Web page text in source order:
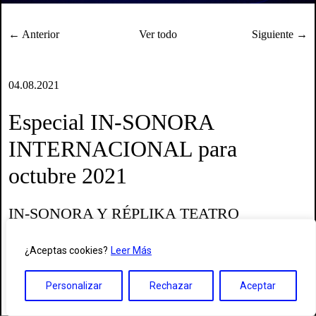
¿Aceptas cookies? Leer Más
Personalizar Rechazar Aceptar
← Anterior Ver todo Siguiente →
04.08.2021
Especial IN-SONORA
INTERNACIONAL para
octubre 2021
IN-SONORA Y RÉPLIKA TEATRO
Y PREPARAN UN PROGRAMA ESPECIAL
INTERNACIONAL PARA OCTUBRE
El Festival Internacional de Arte Sonoro e Interactivo más longevo